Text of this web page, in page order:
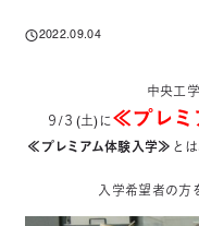
投稿日
2022.09.04
中央工
９/３(土)に ≪プレミ
≪プレミアム体験入学≫ と
入学希望者の方